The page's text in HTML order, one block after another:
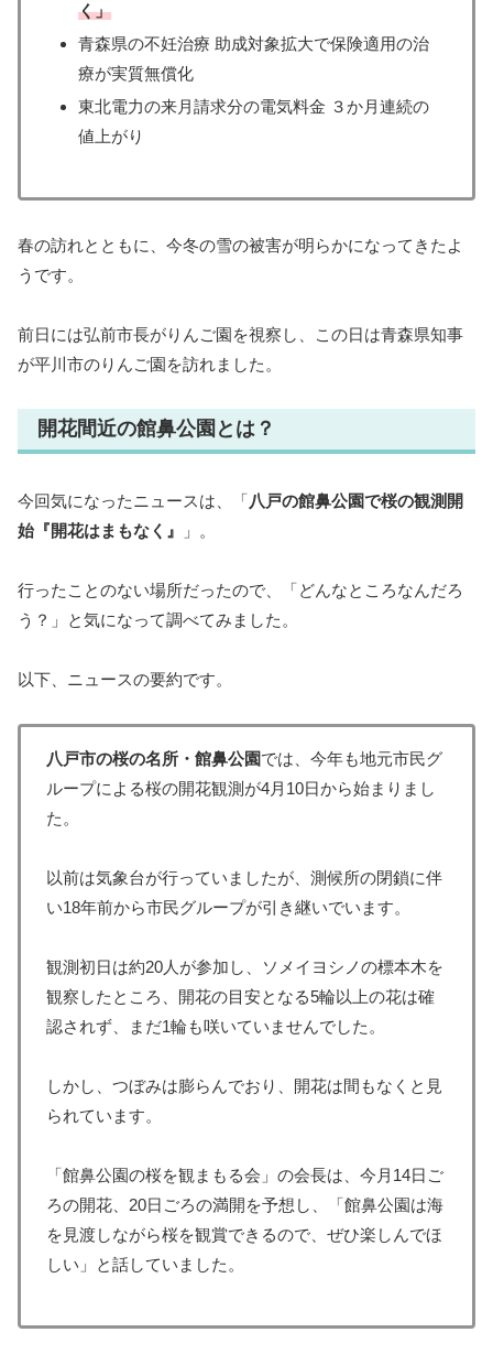
く」
青森県の不妊治療 助成対象拡大で保険適用の治
療が実質無償化
東北電力の来月請求分の電気料金 ３か月連続の
値上がり
春の訪れとともに、今冬の雪の被害が明らかになってきたよ
うです。
前日には弘前市長がりんご園を視察し、この日は青森県知事
が平川市のりんご園を訪れました。
開花間近の館鼻公園とは？
今回気になったニュースは、「八戸の館鼻公園で桜の観測開
始『開花はまもなく』
」。
行ったことのない場所だったので、「どんなところなんだろ
う？」と気になって調べてみました。
以下、ニュースの要約です。
八戸市の桜の名所・館鼻公園では、今年も地元市民グ
ループによる桜の開花観測が4月10日から始まりまし
た。
以前は気象台が行っていましたが、測候所の閉鎖に伴
い18年前から市民グループが引き継いでいます。
観測初日は約20人が参加し、ソメイヨシノの標本木を
観察したところ、開花の目安となる5輪以上の花は確
認されず、まだ1輪も咲いていませんでした。
しかし、つぼみは膨らんでおり、開花は間もなくと見
られています。
「館鼻公園の桜を観まもる会」の会長は、今月14日ご
ろの開花、20日ごろの満開を予想し、「館鼻公園は海
を見渡しながら桜を観賞できるので、ぜひ楽しんでほ
しい」と話していました。